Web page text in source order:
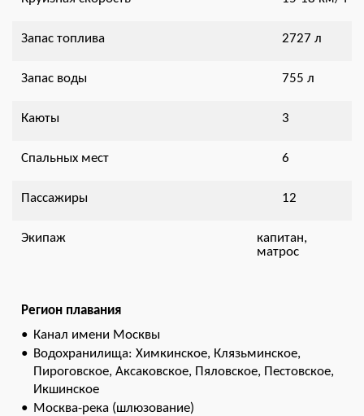
Запас топлива 2727 л
Запас воды 755 л
Каюты 3
Спальных мест 6
Пассажиры 12
Экипаж
капитан,
матрос
Регион плавания
Канал имени Москвы
Водохранилища: Химкинское, Клязьминское,
Пироговское, Аксаковское, Пяловское, Пестовское,
Икшинское
Москва-река (шлюзование)